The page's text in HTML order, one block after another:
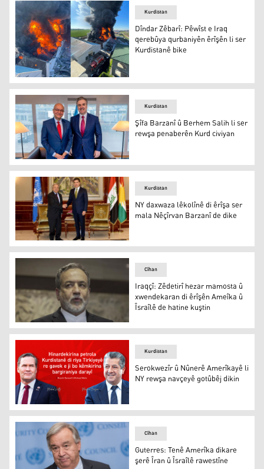
Dîndar Zêbarî: Pêwîst e Iraq qerebûya qurbaniyên
Kurdistan
Dîndar Zêbarî: Pêwîst e Iraq
qerebûya qurbaniyên êrîşên li ser
Kurdistanê bike
Şîfa Barzanî û Berhem Salih li ser rewşa penaberên
Kurdistan
Şîfa Barzanî û Berhem Salih li ser
rewşa penaberên Kurd civiyan
NY daxwaza lêkolînê di êrîşa ser mala Nêçîrvan Barzanî
Kurdistan
NY daxwaza lêkolînê di êrîşa ser
mala Nêçîrvan Barzanî de dike
Ebas Iraqçî
Cîhan
Iraqçî: Zêdetirî hezar mamosta û
xwendekaran di êrîşên Ameîka û
Îsraîlê de hatine kuştin
Serokwezîr û Nûnerê Amerîkayê li NY rewşa navçeyê
Kurdistan
Serokwezîr û Nûnerê Amerîkayê li
NY rewşa navçeyê gotûbêj dikin
Cîhan
Guterres: Tenê Amerîka dikare
şerê Îran û Îsraîlê rawestîne